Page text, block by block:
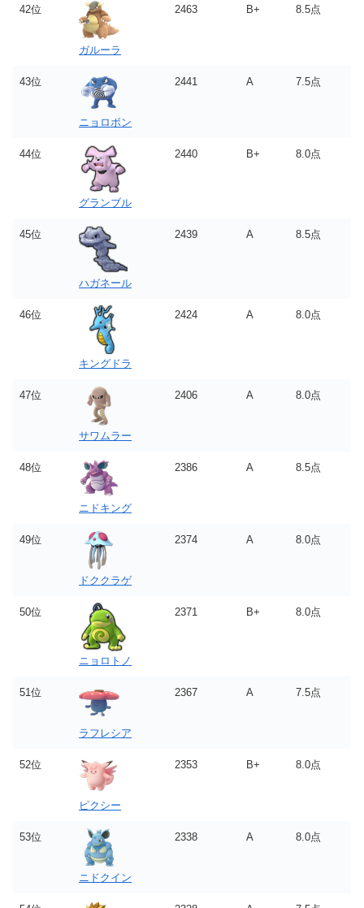
42位
ガルーラ
2463 B+ 8.5点
43位
ニョロボン
2441 A 7.5点
44位
グランブル
2440 B+ 8.0点
45位
ハガネール
2439 A 8.5点
46位
キングドラ
2424 A 8.0点
47位
サワムラー
2406 A 8.0点
48位
ニドキング
2386 A 8.5点
49位
ドククラゲ
2374 A 8.0点
50位
ニョロトノ
2371 B+ 8.0点
51位
ラフレシア
2367 A 7.5点
52位
ピクシー
2353 B+ 8.0点
53位
ニドクイン
2338 A 8.0点